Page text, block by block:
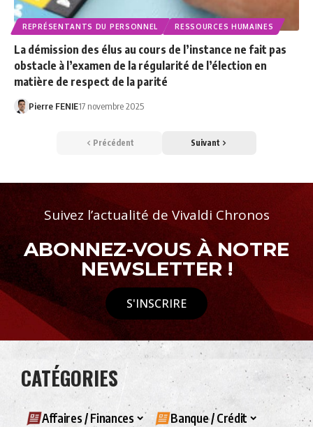
REPRÉSENTANTS DU PERSONNEL RESSOURCES HUMAINES
La démission des élus au cours de l’instance ne fait pas
obstacle à l’examen de la régularité de l’élection en
matière de respect de la parité
Pierre FENIE17 novembre 2025
Précédent Suivant
Suivez l’actualité de Vivaldi Chronos
ABONNEZ-VOUS À NOTRE
NEWSLETTER !
S'INSCRIRE
CATÉGORIES
Affaires / Finances Banque / Crédit